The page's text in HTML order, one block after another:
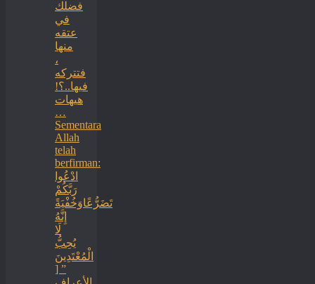
فضلك
في
عتقه
منها
،
فتتركه
فيها..؟!
هيهات
…
Sementara
Allah
telah
berfirman:
ادْعُوا
رَبَّكُمْ
تَضَرُّعًاوَخُفْيَةً
إِنَّهُ
لَا
يُحِبُّ
الْمُعْتَدِينَ
” [